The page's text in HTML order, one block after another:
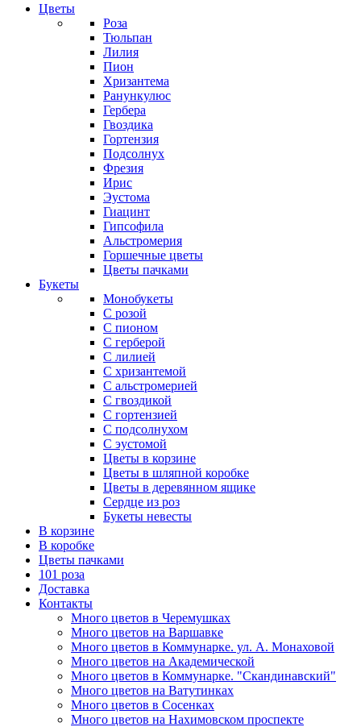
Цветы
Роза
Тюльпан
Лилия
Пион
Хризантема
Ранункулюс
Гербера
Гвоздика
Гортензия
Подсолнух
Фрезия
Ирис
Эустома
Гиацинт
Гипсофила
Альстромерия
Горшечные цветы
Цветы пачками
Букеты
Монобукеты
С розой
С пионом
С герберой
С лилией
С хризантемой
С альстромерией
С гвоздикой
С гортензией
С подсолнухом
С эустомой
Цветы в корзине
Цветы в шляпной коробке
Цветы в деревянном ящике
Сердце из роз
Букеты невесты
В корзине
В коробке
Цветы пачками
101 роза
Доставка
Контакты
Много цветов в Черемушках
Много цветов на Варшавке
Много цветов в Коммунарке. ул. А. Монаховой
Много цветов на Академической
Много цветов в Коммунарке. "Скандинавский"
Много цветов на Ватутинках
Много цветов в Сосенках
Много цветов на Нахимовском проспекте